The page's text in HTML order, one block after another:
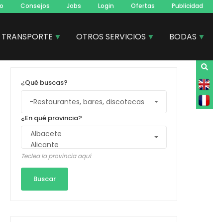
Consejos Jobs Login Ofertas Publicidad
TRANSPORTE OTROS SERVICIOS BODAS
¿Qué buscas?
¿En qué provincia?
Teclea la provincia aquí